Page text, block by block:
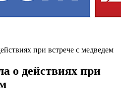
при встрече с медведем
о действиях при